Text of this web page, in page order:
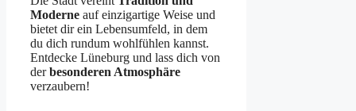
Moderne auf einzigartige Weise und
bietet dir ein Lebensumfeld, in dem
du dich rundum wohlfühlen kannst.
Entdecke Lüneburg und lass dich von
derbesonderen Atmosphäre
verzaubern!